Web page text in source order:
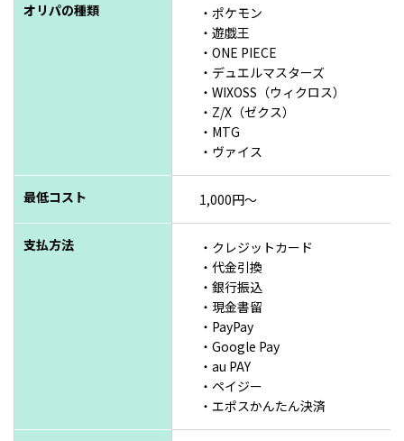
オリパの種類
・ポケモン
・遊戯王
・ONE PIECE
・デュエルマスターズ
・WIXOSS（ウィクロス）
・Z/X（ゼクス）
・MTG
・ヴァイス
最低コスト 1,000円～
支払方法
・クレジットカード
・代金引換
・銀行振込
・現金書留
・PayPay
・Google Pay
・au PAY
・ペイジー
・エポスかんたん決済